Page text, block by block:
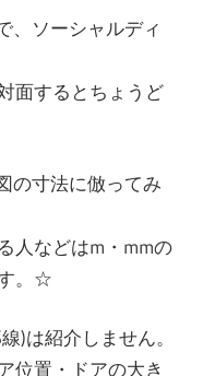
、ソーシャルディ
面するとちょうど
の寸法に倣ってみ
人などはm・mmの
。☆
)は紹介しません。
位置・ドアの大き